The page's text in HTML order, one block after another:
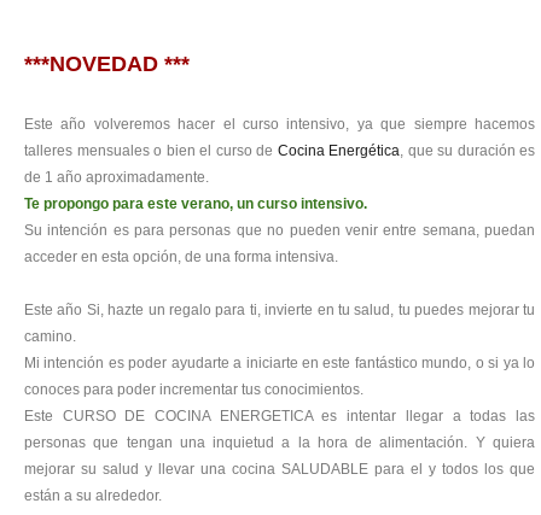
EL VERGEL
***NOVEDAD ***
Este año volveremos hacer el curso intensivo, ya que siempre hacemos
talleres mensuales o bien el curso de Cocina Energética, que su duración es
de 1 año aproximadamente.
Te propongo para este verano, un curso intensivo.
Su intención es para personas que no pueden venir entre semana, puedan
acceder en esta opción, de una forma intensiva.
Este año Si, hazte un regalo para ti, invierte en tu salud, tu puedes mejorar tu
camino.
Mi intención es poder ayudarte a iniciarte en este fantástico mundo, o si ya lo
conoces para poder incrementar tus conocimientos.
Este CURSO DE COCINA ENERGETICA es intentar llegar a todas las
personas que tengan una inquietud a la hora de alimentación. Y quiera
mejorar su salud y llevar una cocina SALUDABLE para el y todos los que
están a su alrededor.